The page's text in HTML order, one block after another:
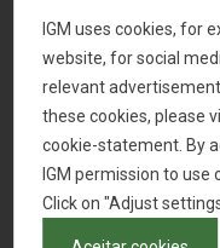
empresa.
IGM uses cookies, for
website, for social
relevant
these cookies, please
cookie-statement. By
IGM permission to use
Click on "Adjust